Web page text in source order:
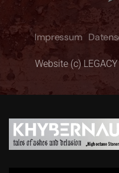
Impressum
Website (c)